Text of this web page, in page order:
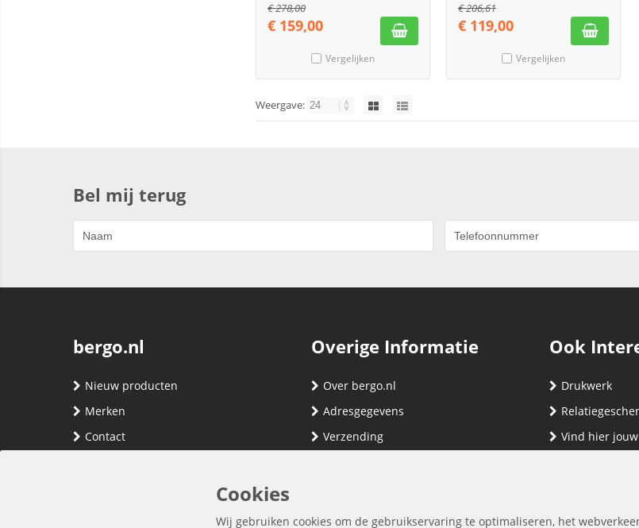
€278,00
€ 159,00
Vergelijken
€206,61
€ 119,00
Vergelijken
Weergave:
Bel mij terug
bergo.nl
Nieuw producten
Merken
Contact
Overige Informatie
Over bergo.nl
Adresgegevens
Verzending
Ook
Drukwerk
Vind hier
Cookies
Wij gebruiken cookies om de gebruikservaring te optimaliseren, het